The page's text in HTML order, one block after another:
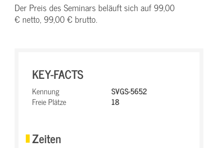
Der Preis des Seminars beläuft sich auf 99,00
€ netto, 99,00 € brutto.
KEY-FACTS
Kennung
SVGS-5652
Freie Plätze
18
Zeiten